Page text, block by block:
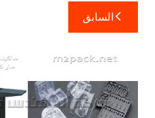
تصفّح
المقالات
السابق